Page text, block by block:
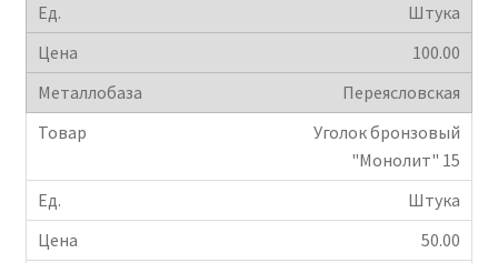
Штука
100.00
Переясловская
Уголок бронзовый
"Монолит" 15
Штука
50.00